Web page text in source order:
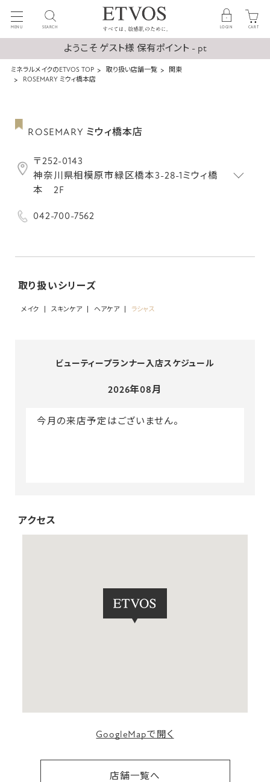
MENU SEARCH LOGIN CART
ようこそ ゲスト様 保有ポイント - pt
ミネラルメイクのETVOS TOP 取り扱い店舗一覧
関東
ROSEMARY ミウィ橋本店
ROSEMARY ミウィ橋本店
〒252-0143
神奈川県相模原市緑区橋本3-28-1ミウィ橋
本 2F
042-700-7562
取り扱いシリーズ
メイク スキンケア ヘアケア ラシャス
ビューティープランナー入店スケジュール
2026年08月
今月の来店予定はございません。
アクセス
GoogleMapで開く
店舗一覧へ